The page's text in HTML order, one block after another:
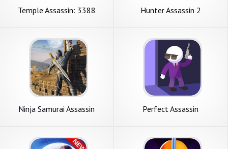
Temple Assassin: 3388 Hunter Assassin 2
Ninja Samurai Assassin
Perfect Assassin